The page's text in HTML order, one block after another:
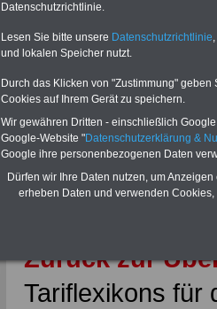
seit
(32 GB)
auf
Zurück zur
Tariflexikons für
Datenschutzrichtlinie.
Lesen Sie bitte unsere Datenschutzrichtlinie
und lokalen Speicher nutzt.
Durch das Klicken von "Zustimmung"
Cookies auf Ihrem Gerät zu speichern.
Wir gewähren Dritten - einschließlich
Google-Website "Datenschutzerklärung &
Google ihre personenbezogenen Daten
Dürfen wir Ihre Daten nutzen, um
erheben Daten und verwenden